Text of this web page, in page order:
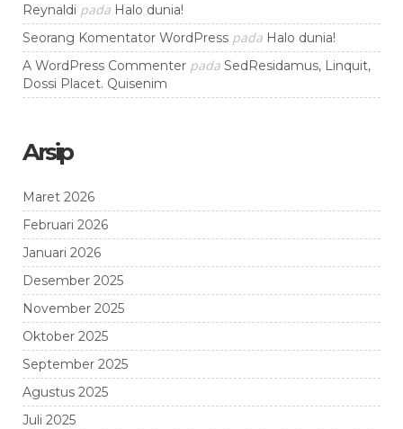
Reynaldi pada Halo dunia!
Seorang Komentator WordPress pada Halo dunia!
A WordPress Commenter pada SedResidamus, Linquit,
Dossi Placet. Quisenim
Arsip
Maret 2026
Februari 2026
Januari 2026
Desember 2025
November 2025
Oktober 2025
September 2025
Agustus 2025
Juli 2025